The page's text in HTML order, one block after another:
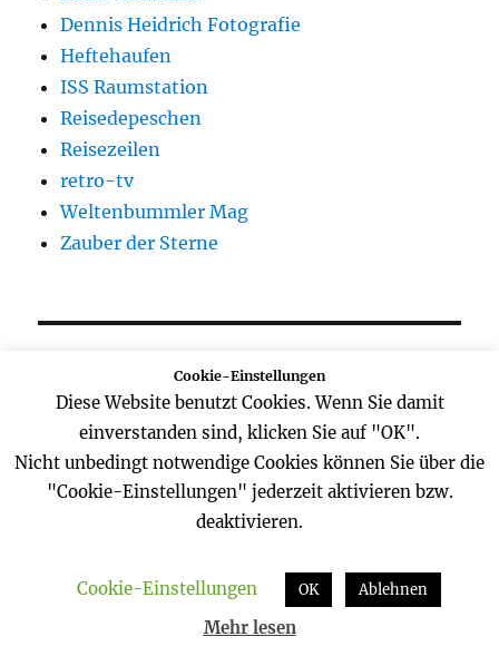
Dennis Heidrich Fotografie
Heftehaufen
ISS Raumstation
Reisedepeschen
Reisezeilen
retro-tv
Weltenbummler Mag
Zauber der Sterne
ASTRONOMY PICTURE OF THE DAY
alexander Gerst Apollo Astronaut
Cookie-Einstellungen
Diese Website benutzt Cookies. Wenn Sie damit
einverstanden sind, klicken Sie auf "OK".
Nicht unbedingt notwendige Cookies können Sie über die
"Cookie-Einstellungen" jederzeit aktivieren bzw.
deaktivieren.
Cookie-Einstellungen OK Ablehnen
Mehr lesen